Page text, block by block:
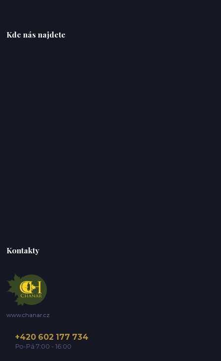
Kde nás najdete
Kontakty
www.chanar.cz
+420 602 177 734
Po-Pá 7:00 - 16:00